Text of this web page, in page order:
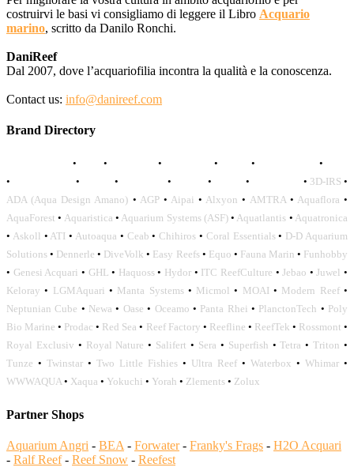
costruirvi le basi vi consigliamo di leggere il Libro Acquario
marino, scritto da Danilo Ronchi.
DaniReef
Dal 2007, dove l’acquariofilia incontra la qualità e la conoscenza.
Contact us: info@danireef.com
Brand Directory
• • • • • •
•
• • • • • • 3D-IRS •
ADA (Aqua Design Amano) • AGP• Aipai • Alxyon • AMTRA• Aquaflora •
AquaForest • Aquaristica • Aquarium Systems (ASF)• Aquatlantis • Aquatronica
• Askoll • ATI • Autoaqua • Ceab • Chihiros • Coral Essentials• D-D Aquarium
Solutions • Dennerle • DiveVolk • Easy Reefs• Equo • Fauna Marin • Funhobby
• Genesi Acquari • GHL • Haquoss• Hydor • ITC ReefCulture •Jebao •Juwel •
Keloray • LGMAquari • Manta Systems• Micmol • MOAI • Modern Reef•
Neptunian Cube • Newa • Oase • Oceamo • Panta Rhei • PlanctonTech • Poly
Bio Marine • Prodac • Red Sea • Reef Factory • Reefline • ReefTek • Rossmont •
Royal Exclusiv • Royal Nature • Salifert • Sera • Superfish •Tetra •Triton •
Tunze • Twinstar • Two Little Fishies • Ultra Reef • Waterbox • Whimar •
WWWAQUA• Xaqua • Yokuchi • Yorah • Zlements • Zolux
Partner Shops
Aquarium Angri - BEA - Forwater- Franky's Frags - H2O Acquari
- Ralf Reef- Reef Snow - Reefest